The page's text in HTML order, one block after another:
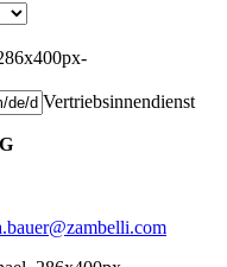
Vertriebsinnendienst